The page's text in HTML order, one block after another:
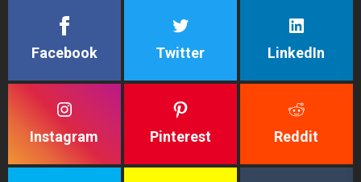
Facebook Twitter LinkedIn
Instagram Pinterest Reddit